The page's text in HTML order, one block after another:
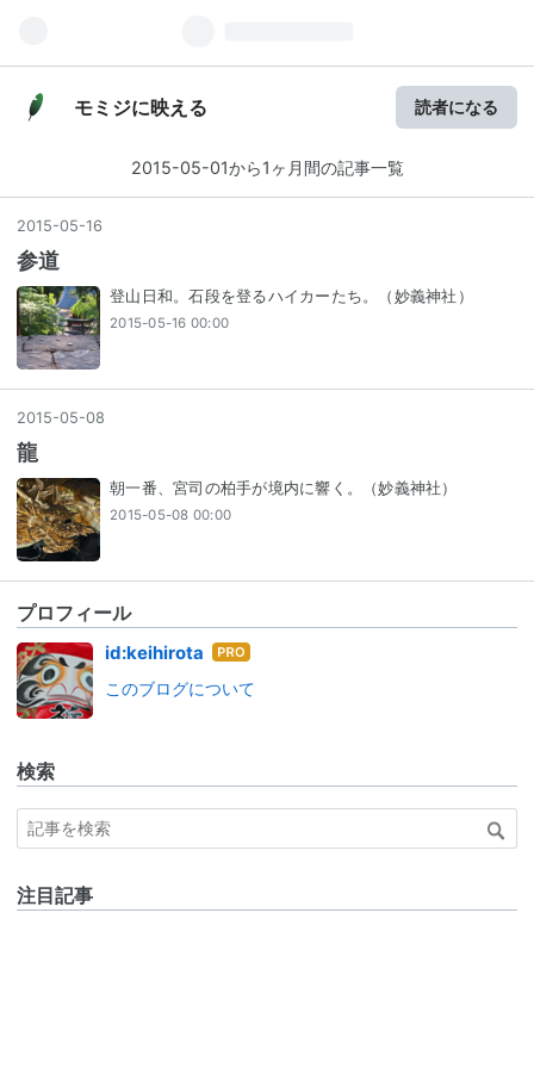
モミジに映える 読者になる
2015-05-01から1ヶ月間の記事一覧
2015-05-16
参道
登山日和。石段を登るハイカーたち。（妙義神社）
2015-05-16 00:00
2015-05-08
龍
朝一番、宮司の柏手が境内に響く。（妙義神社）
2015-05-08 00:00
プロフィール
id:keihirota はて
ログ
このブログについて
検索
注目記事